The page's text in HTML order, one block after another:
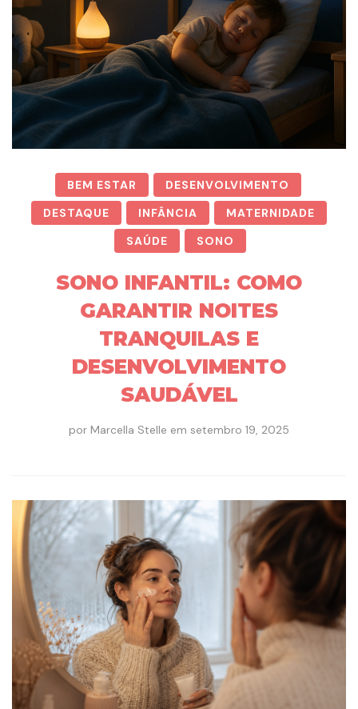
BEM ESTAR
DESENVOLVIMENTO
DESTAQUE
INFÂNCIA
MATERNIDADE
SAÚDE
SONO
SONO INFANTIL: COMO
GARANTIR NOITES
TRANQUILAS E
DESENVOLVIMENTO
SAUDÁVEL
por Marcella Stelle em setembro 19, 2025